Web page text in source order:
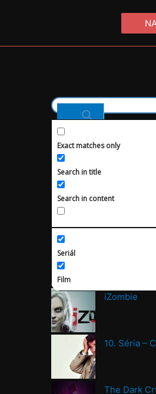
Exact matches only
Search in title
Search in content
Seriál
Film
Populárne
Siréna
iZombie
10. Séria –
The Dark